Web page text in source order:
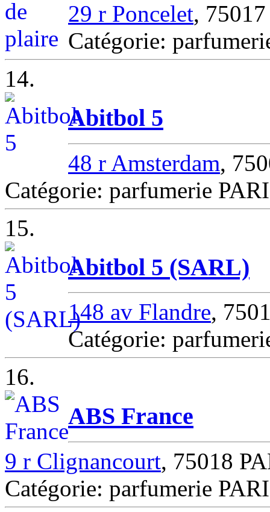
29 r Poncelet,
Catégorie:
14.
Abitbol 5
48 r Amsterdam,
Catégorie: parfumerie
15.
Abitbol 5 (SARL)
148 av Flandre,
Catégorie:
16.
ABS France
9 r Clignancourt, 75018
Catégorie: parfumerie